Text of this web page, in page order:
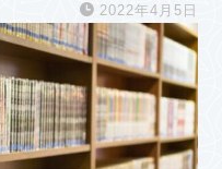
2022年4月5日